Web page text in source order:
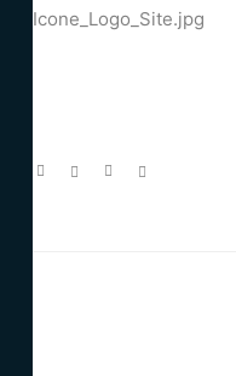
Icone_Logo_Site.jpg